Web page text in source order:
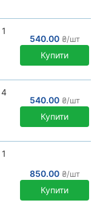
1
540.00₴/шт
Купити
4
540.00₴/шт
Купити
1
850.00₴/шт
Купити